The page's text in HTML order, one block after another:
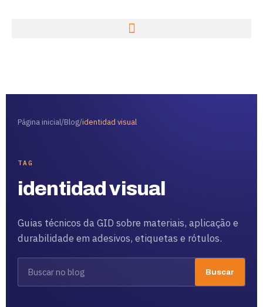
Página inicial/Blog/identidad visual
TAG
identidad visual
Guias técnicos da GID sobre materiais, aplicação e
durabilidade em adesivos, etiquetas e rótulos.
Buscar